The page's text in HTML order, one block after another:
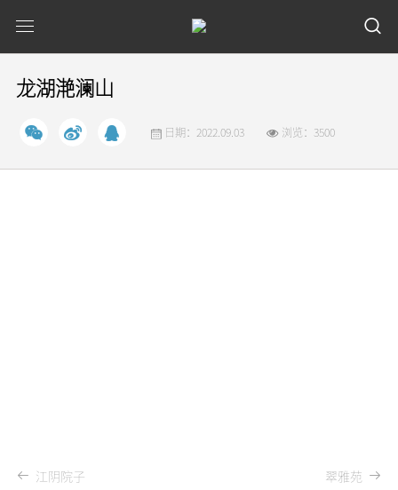
龙湖滟澜山
日期：2022.09.03 浏览：3500
江阴院子 翠雅苑